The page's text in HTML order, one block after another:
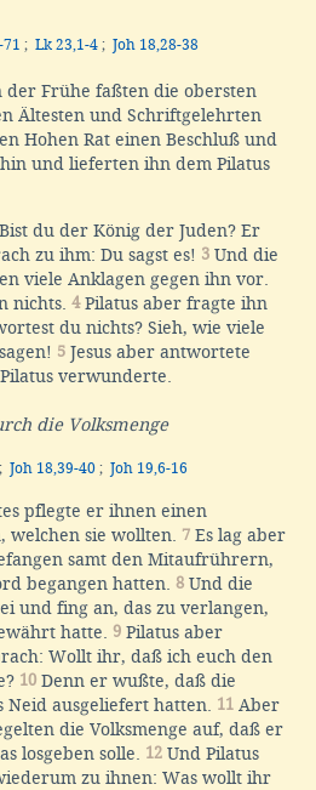
71 ; Lk 23,1-4 ; Joh 18,28-38
der Frühe faßten die obersten
Ältesten und Schriftgelehrten
Hohen Rat einen Beschluß und
und lieferten ihn dem Pilatus
du der König der Juden? Er
zu ihm: Du sagst es! 3 Und die
viele Anklagen gegen ihn vor.
nichts. 4Pilatus aber fragte ihn
du nichts? Sieh, wie viele
5 Jesus aber antwortete
verwunderte.
die Volksmenge
; Joh 18,39-40 ; Joh 19,6-16
pflegte er ihnen einen
welchen sie wollten. 7 Es lag aber
samt den Mitaufrührern,
begangen hatten. 8 Und die
und fing an, das zu verlangen,
hatte. 9 Pilatus aber
Wollt ihr, daß ich euch den
10 Denn er wußte, daß die
ausgeliefert hatten. 11 Aber
die Volksmenge auf, daß er
losgeben solle. 12 Und Pilatus
zu ihnen: Was wollt ihr